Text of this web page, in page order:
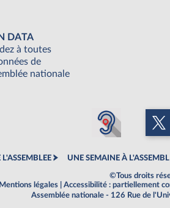
DATA
à toutes
de
nationale
UNE SEMAINE À
©Tous droits
Mentions légales
Accessibilité : partiellement
Assemblée nationale - 126 Rue de